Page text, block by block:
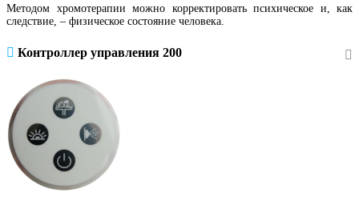
Методом хромотерапии можно корректировать психическое и, как
следствие, – физическое состояние человека.
Контроллер управления 200